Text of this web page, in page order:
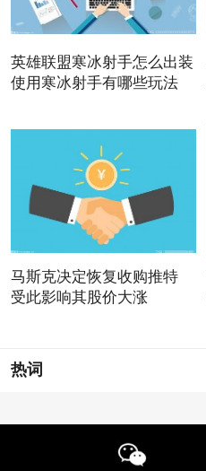
英雄联盟寒冰射手怎么出装
使用寒冰射手有哪些玩法
马斯克决定恢复收购推特
受此影响其股价大涨
热词